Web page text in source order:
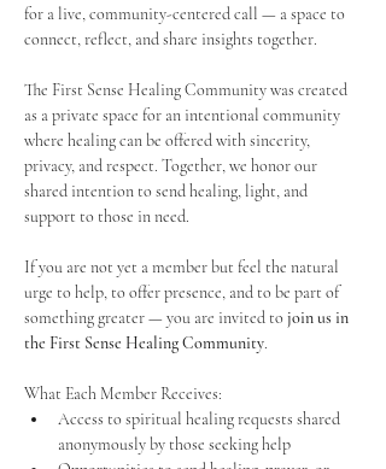
for a live, community-centered call — a space to
connect, reflect, and share insights together.
The First Sense Healing Community was created
as a private space for an intentional community
where healing can be offered with sincerity,
privacy, and respect. Together, we honor our
shared intention to send healing, light, and
support to those in need.
If you are not yet a member but feel the natural
urge to help, to offer presence, and to be part of
something greater — you are invited to join us in
the First Sense Healing Community.
What Each Member Receives:
Access to spiritual healing requests shared
anonymously by those seeking help